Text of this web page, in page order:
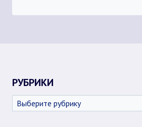
РУБРИКИ
Рубрики